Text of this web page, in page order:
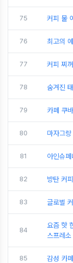
75 커피 물
76 최고의
77 커피 찌
78 숨겨진
79 카페 쿠
80 마자그
81 아인슈
82 방탄 커
83 글로벌
84
요즘 핫
스프레
85 감성 카